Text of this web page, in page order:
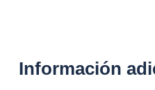
Información